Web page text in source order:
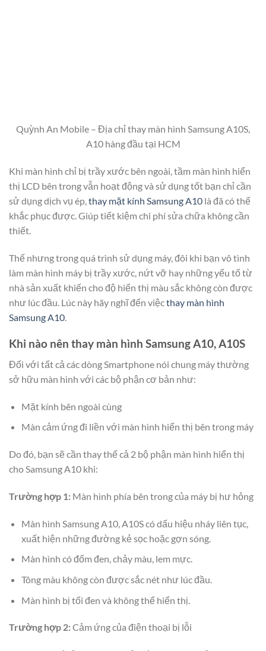
Quỳnh An Mobile – Địa chỉ thay màn hình Samsung A10S,
A10 hàng đầu tại HCM
Khi màn hình chỉ bị trầy xước bên ngoài, tầm màn hình hiển
thị LCD bên trong vẫn hoạt động và sử dụng tốt bạn chỉ cần
sử dụng dịch vụ ép,thay mặt kính Samsung A10 là đã có thể
khắc phục được. Giúp tiết kiệm chi phí sửa chữa không cần
thiết.
Thế nhưng trong quá trình sử dụng máy, đôi khi bạn vô tình
làm màn hình máy bị trầy xước, nứt vỡ hay những yếu tố từ
nhà sản xuất khiến cho độ hiển thị màu sắc không còn được
như lúc đầu. Lúc này hãy nghĩ đến việcthay màn hình
Samsung A10
Khi nào nên thay màn hình Samsung A10, A10S
Đối với tất cả các dòng Smartphone nói chung máy thường
sở hữu màn hình với các bộ phận cơ bản như:
Mặt kính bên ngoài cùng
Màn cảm ứng đi liền với màn hình hiển thị bên trong máy
Do đó, bạn sẽ cần thay thế cả 2 bộ phận màn hình hiển thị
cho Samsung A10 khi:
Trường hợp 1: Màn hình phía bên trong của máy bị hư hỏng
Màn hình Samsung A10, A10S có dấu hiệu nháy liên tục,
xuất hiện những đường kẻ sọc hoặc gợn sóng.
Màn hình có đốm đen, chảy màu, lem mực.
Tông màu không còn được sắc nét như lúc đầu.
Màn hình bị tối đen và không thể hiển thị.
Trường hợp 2:Cảm ứng của điện thoại bị lỗi